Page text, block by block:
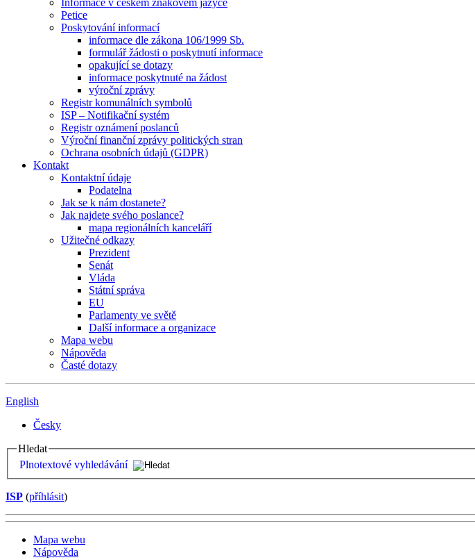
Petice
Poskytování informací
informace dle zákona 106/1999 Sb.
formulář žádosti o poskytnutí informace
opakující se dotazy
informace poskytnuté na žádost
výroční zprávy
Registr komunálních symbolů
ISP – Notifikační systém
Registr oznámení poslanců
Výroční finanční zprávy politických stran
Ochrana osobních údajů (GDPR)
Kontakt
Kontaktní údaje
Podatelna
Jak se k nám dostanete?
Jak najdete svého poslance?
mapa regionálních kanceláří
Užitečné odkazy
Prezident
Senát
Vláda
Státní správa
EU
Parlamenty ve světě
Další informace a organizace
Mapa webu
Nápověda
Časté dotazy
English
Česky
Hledat
Plnotextové vyhledávání
ISP (příhlásit)
Mapa webu
Nápověda